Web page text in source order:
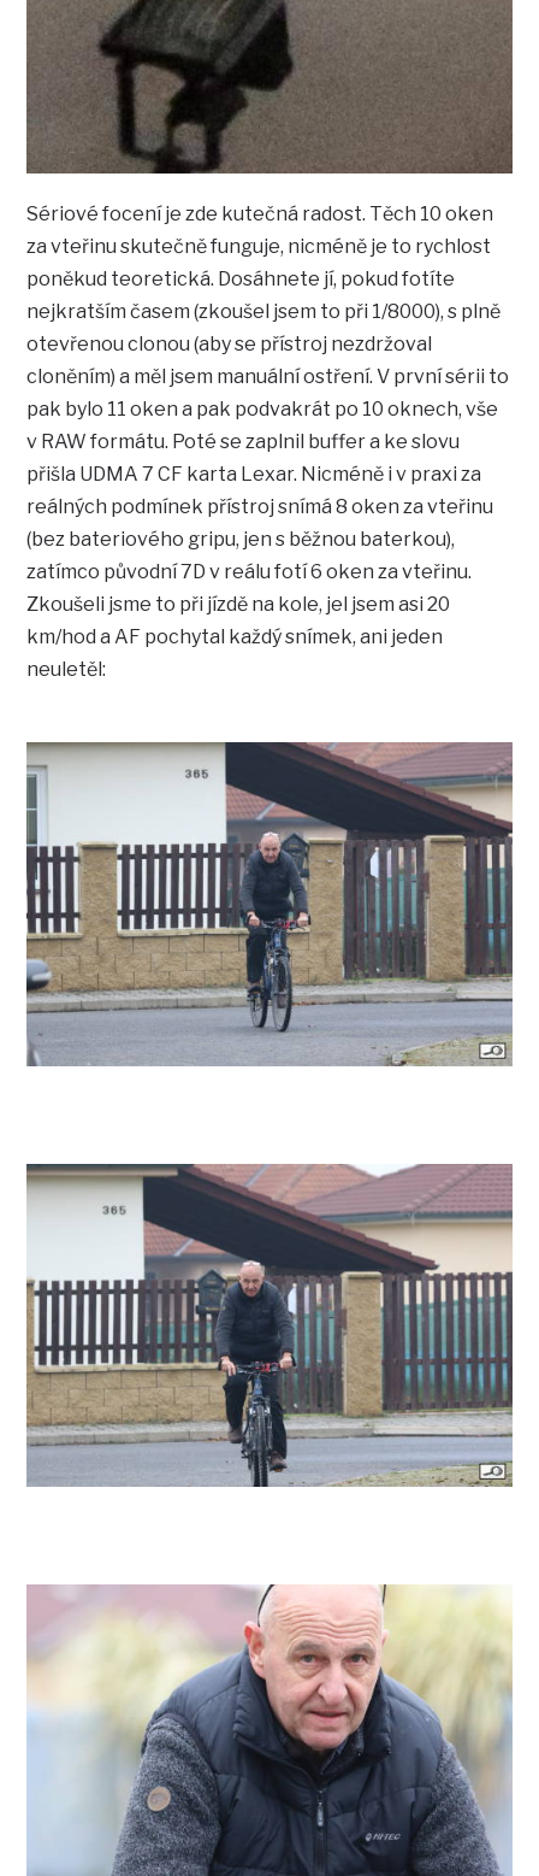
Sériové focení je zde kutečná radost. Těch 10 oken
za vteřinu skutečně funguje, nicméně je to rychlost
poněkud teoretická. Dosáhnete jí, pokud fotíte
nejkratším časem (zkoušel jsem to při 1/8000), s plně
otevřenou clonou (aby se přístroj nezdržoval
cloněním) a měl jsem manuální ostření. V první sérii to
pak bylo 11 oken a pak podvakrát po 10 oknech, vše
v RAW formátu. Poté se zaplnil buffer a ke slovu
přišla UDMA 7 CF karta Lexar. Nicméně i v praxi za
reálných podmínek přístroj snímá 8 oken za vteřinu
(bez bateriového gripu, jen s běžnou baterkou),
zatímco původní 7D v reálu fotí 6 oken za vteřinu.
Zkoušeli jsme to při jízdě na kole, jel jsem asi 20
km/hod a AF pochytal každý snímek, ani jeden
neuletěl: